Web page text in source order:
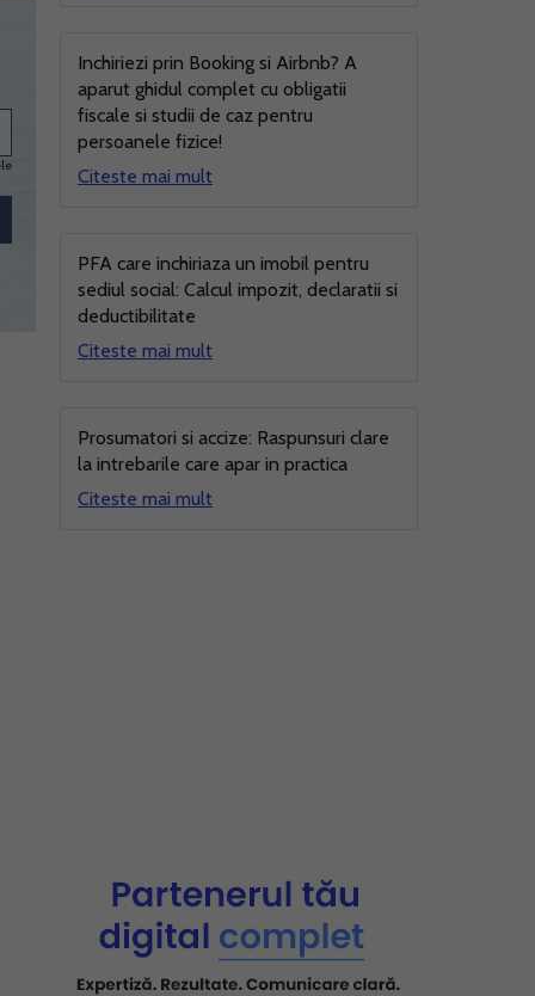
Inchiriezi prin Booking si Airbnb? A
aparut ghidul complet cu obligatii
fiscale si studii de caz pentru
persoanele fizice!
Citeste mai mult
PFA care inchiriaza un imobil pentru
sediul social: Calcul impozit, declaratii si
deductibilitate
Citeste mai mult
Prosumatori si accize: Raspunsuri clare
la intrebarile care apar in practica
Citeste mai mult